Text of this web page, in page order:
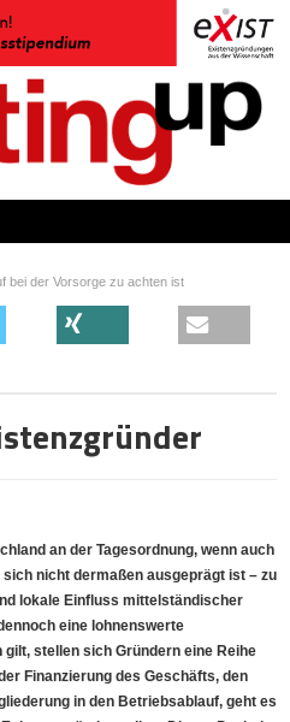
bei der Vorsorge zu achten ist
an der Tagesordnung, wenn auch
nicht dermaßen ausgeprägt ist – zu
lokale Einfluss mittelständischer
eine lohnenswerte
stellen sich Gründern eine Reihe
Finanzierung des Geschäfts, den
in den Betriebsablauf, geht es